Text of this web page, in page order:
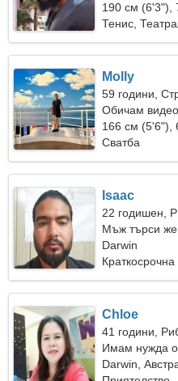
190 см (6'3"),
Тенис,
Molly
59 години,
Обичам видео
166 см (5'6"),
Сватба
Isaac
22 годишен,
Мъж търси
Darwin
Краткосрочна
Chloe
41 години,
Имам нужда
Darwin,